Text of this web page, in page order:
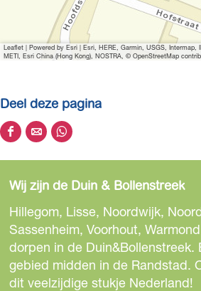
Leaflet | Powered by Esri | Esri, HERE, Garmin, USGS, Intermap,
METI, Esri China (Hong Kong), NOSTRA, © OpenStreetMap
Deel deze pagina
D
e
l
d
e
z
e
p
D
e
l
d
e
z
e
p
D
e
l
d
e
z
e
p
Wij zijn de Duin & Bollenstreek
Hillegom, Lisse, Noordwijk,
Sassenheim, Voorhout,
dorpen in de Duin&Bollenstreek.
gebied midden in de Randstad.
dit veelzijdige stukje Nederland!